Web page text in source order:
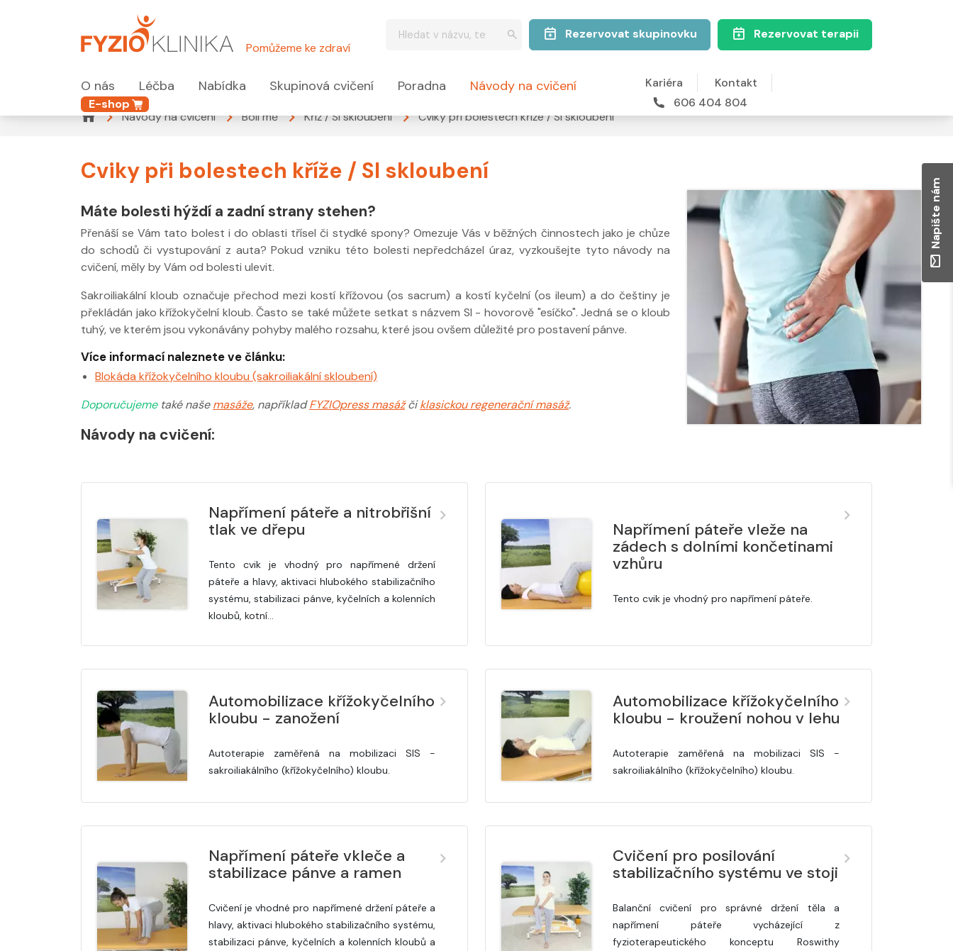
Pomůžeme ke zdraví
Rezervovat skupinovku Rezervovat terapii
O nás Léčba Nabídka Skupinová cvičení Poradna Návody na cvičení
E-shop
Kariéra
Kontakt
606 404 804
Návody na cvičení
Bolí mě Kříž / SI skloubení Cviky při bolestech kříže / SI skloubení
Cviky při bolestech kříže / SI skloubení
Máte bolesti hýždí a zadní strany stehen?
Přenáší se Vám tato bolest i do oblasti třísel či stydké spony? Omezuje Vás v běžných činnostech jako je chůze
do schodů či vystupování z auta? Pokud vzniku této bolesti nepředcházel úraz, vyzkoušejte tyto návody na
cvičení, měly by Vám od bolesti ulevit.
Sakroiliakální kloub označuje přechod mezi kostí křížovou (os sacrum) a kostí kyčelní (os ileum) a do češtiny je
překládán jako křížokyčelní kloub. Často se také můžete setkat s názvem SI - hovorově "esíčko". Jedná se o kloub
tuhý, ve kterém jsou vykonávány pohyby malého rozsahu, které jsou ovšem důležité pro postavení pánve.
Více informací naleznete ve článku:
Blokáda křížokyčelního kloubu (sakroiliakální skloubení)
Doporučujeme také našemasáže, napříkladFYZIOpress masážčiklasickou regenerační masáž.
Návody na cvičení:
Napřímení páteře a nitrobřišní
tlak ve dřepu
Tento cvik je vhodný pro napřímené držení
páteře a hlavy, aktivaci hlubokého stabilizačního
systému, stabilizaci pánve, kyčelních a kolenních
kloubů, kotní…
Napřímení páteře vleže na
zádech s dolními končetinami
vzhůru
Tento cvik je vhodný pro napřímení páteře.
Automobilizace křížokyčelního
kloubu - zanožení
Autoterapie zaměřená na mobilizaci SIS -
sakroiliakálního (křížokyčelního) kloubu.
Automobilizace křížokyčelního
kloubu - kroužení nohou v lehu
Autoterapie zaměřená na mobilizaci SIS -
sakroiliakálního (křížokyčelního) kloubu.
Napřímení páteře vkleče a
stabilizace pánve a ramen
Cvičení je vhodné pro napřímené držení páteře a
hlavy, aktivaci hlubokého stabilizačního systému,
stabilizaci pánve, kyčelních a kolenních kloubů a
Cvičení pro posilování
stabilizačního systému ve stoji
Balanční cvičení pro správné držení těla a
napřímení páteře vycházející z
fyzioterapeutického konceptu Roswithy
Napište nám